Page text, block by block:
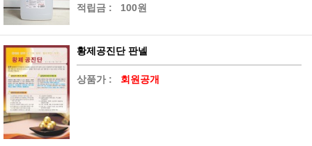
적립금 :
100원
황제공진단 판넬
상품가 : 회원공개